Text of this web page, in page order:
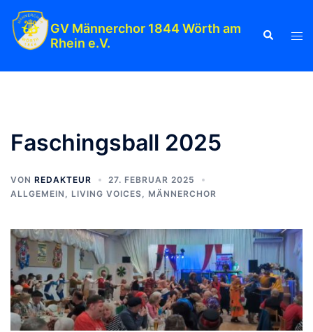
Zum
Inhalt
springen
GV Männerchor 1844 Wörth am
Rhein e.V.
Suche
Faschingsball 2025
VON REDAKTEUR
27. FEBRUAR 2025
ALLGEMEIN
LIVING VOICES MÄNNERCHOR